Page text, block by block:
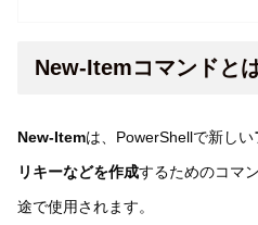
New-Itemコマンドと
New-Itemは、PowerShellで新しい
リキーなどを作成するためのコマ
途で使用されます。